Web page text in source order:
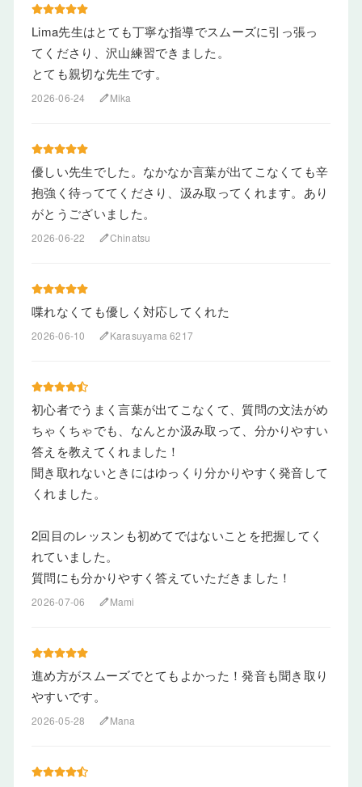
Lima先生はとても丁寧な指導でスムーズに引っ張っ
てくださり、沢山練習できました。
とても親切な先生です。
2026-06-24 editMika
優しい先生でした。なかなか言葉が出てこなくても辛
抱強く待っててくださり、汲み取ってくれます。あり
がとうございました。
2026-06-22 editChinatsu
喋れなくても優しく対応してくれた
2026-06-10 editKarasuyama 6217
初心者でうまく言葉が出てこなくて、質問の文法がめ
ちゃくちゃでも、なんとか汲み取って、分かりやすい
答えを教えてくれました！
聞き取れないときにはゆっくり分かりやすく発音して
くれました。
2回目のレッスンも初めてではないことを把握してく
れていました。
質問にも分かりやすく答えていただきました！
2026-07-06 editMami
進め方がスムーズでとてもよかった！発音も聞き取り
やすいです。
2026-05-28 editMana